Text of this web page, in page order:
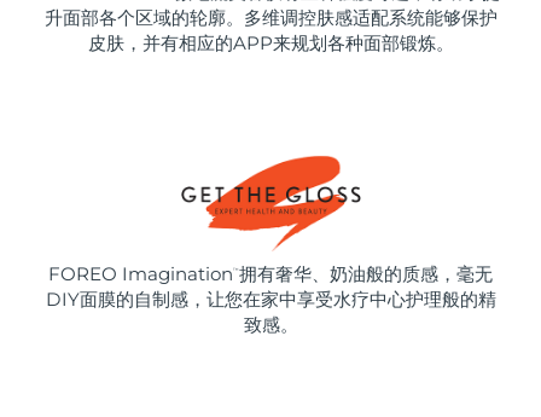
升面部各个区域的轮廓。多维调控肤感适配系统能够保护
皮肤，并有相应的APP来规划各种面部锻炼。
FOREO Imagination ™ 拥有奢华、奶油般的质感，毫无
DIY面膜的自制感，让您在家中享受水疗中心护理般的精
致感。